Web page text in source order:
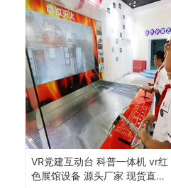
VR党建互动台 科普一体机 vr红
色展馆设备 源头厂家 现货直供